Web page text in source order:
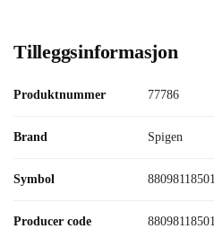
Tilleggsinformasjon
Produktnummer 77786
Brand Spigen
Symbol
Producer code